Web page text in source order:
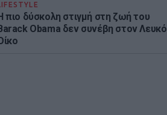
πιο δύσκολη στιγμή στη ζωή του
Obama δεν συνέβη στον Λευκό